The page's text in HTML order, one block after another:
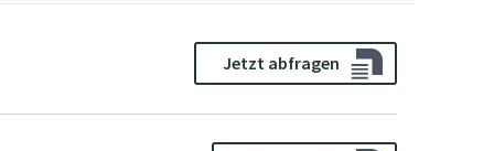
Jetzt abfragen